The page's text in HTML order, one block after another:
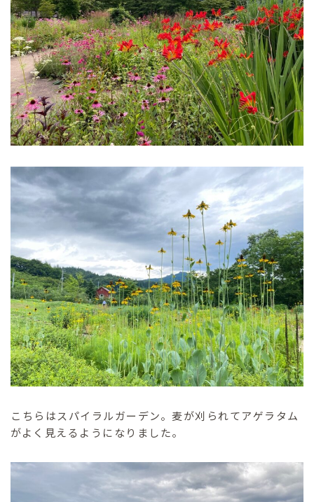
こちらはスパイラルガーデン。麦が刈られてアゲラタム
がよく見えるようになりました。